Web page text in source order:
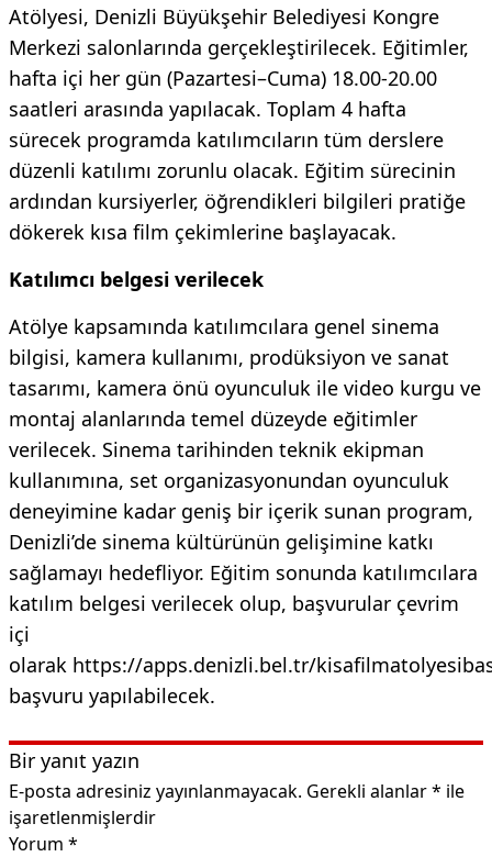
Atölyesi, Denizli Büyükşehir Belediyesi Kongre
Merkezi salonlarında gerçekleştirilecek. Eğitimler,
hafta içi her gün (Pazartesi–Cuma) 18.00-20.00
saatleri arasında yapılacak. Toplam 4 hafta
sürecek programda katılımcıların tüm derslere
düzenli katılımı zorunlu olacak. Eğitim sürecinin
ardından kursiyerler, öğrendikleri bilgileri pratiğe
dökerek kısa film çekimlerine başlayacak.
Katılımcı belgesi verilecek
Atölye kapsamında katılımcılara genel sinema
bilgisi, kamera kullanımı, prodüksiyon ve sanat
tasarımı, kamera önü oyunculuk ile video kurgu ve
montaj alanlarında temel düzeyde eğitimler
verilecek. Sinema tarihinden teknik ekipman
kullanımına, set organizasyonundan oyunculuk
deneyimine kadar geniş bir içerik sunan program,
Denizli’de sinema kültürünün gelişimine katkı
sağlamayı hedefliyor. Eğitim sonunda katılımcılara
katılım belgesi verilecek olup, başvurular çevrim
içi
olarak https://apps.denizli.bel.tr/
başvuru yapılabilecek.
Bir yanıt yazın
E-posta adresiniz yayınlanmayacak. Gerekli alanlar* ile
işaretlenmişlerdir
Yorum *